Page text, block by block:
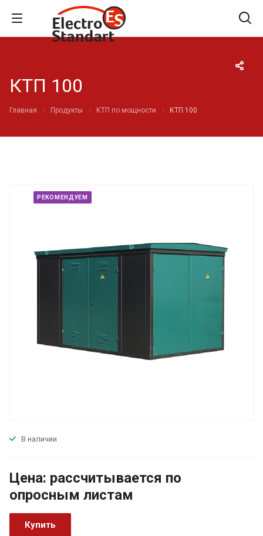
КТП 100
Главная Продукты КТП по мощности КТП 100
РЕКОМЕНДУЕМ
В наличии
Цена: рассчитывается по
опросным листам
Купить